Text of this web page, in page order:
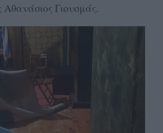
Γιουσμάς.